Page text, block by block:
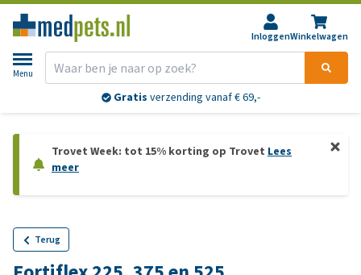
InloggenWinkelwagen
Menu
Gratis verzending vanaf € 69,-
Trovet Week: tot 15% korting op Trovet Lees
meer
Terug